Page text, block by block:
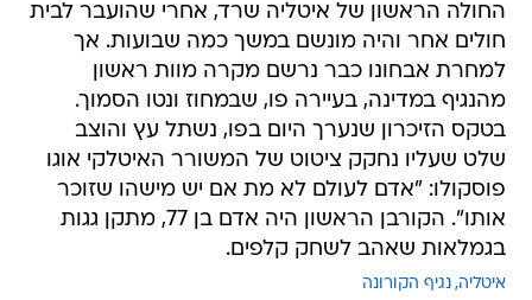
החולה הראשון של איטליה שרד, אחרי שהועבר לבית
חולים אחר והיה מונשם במשך כמה שבועות. אך
למחרת אבחונו כבר נרשם מקרה מוות ראשון
מהנגיף במדינה, בעיירה פו, שבמחוז ונטו הסמוך.
בטקס הזיכרון שנערך היום בפו, נשתל עץ והוצב
שלט שעליו נחקק ציטוט של המשורר האיטלקי אוגו
פוסקולו: "אדם לעולם לא מת אם יש מישהו שזוכר
אותו". הקורבן הראשון היה אדם בן 77, מתקן גגות
בגמלאות שאהב לשחק קלפים.
איטליה נגיף הקורונה